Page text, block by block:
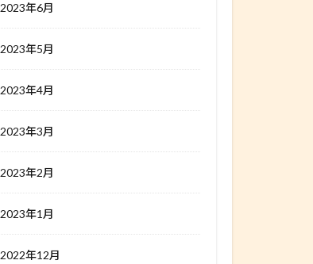
2023年6月
2023年5月
2023年4月
2023年3月
2023年2月
2023年1月
2022年12月